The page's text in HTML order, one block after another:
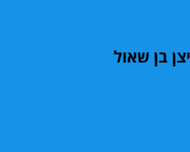
בן שאול